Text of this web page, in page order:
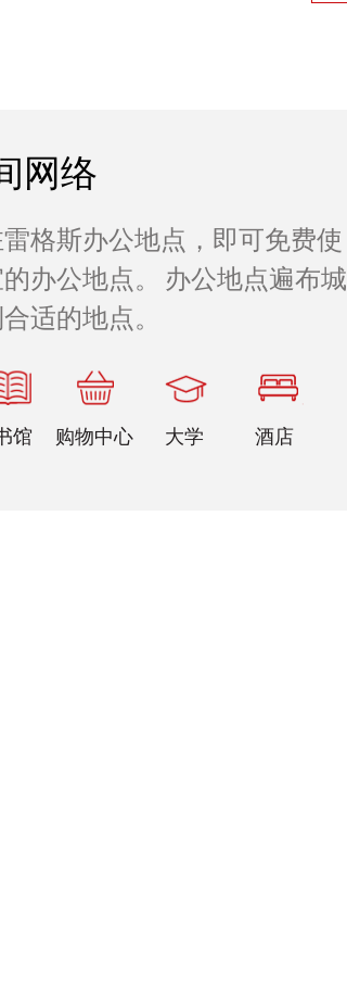
网络
格斯办公地点，即可免费使
办公地点。 办公地点遍布城
适的地点。
馆 购物中心 大学 酒店